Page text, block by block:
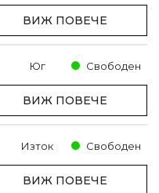
ВИЖ ПОВЕЧЕ
Юг Свободен
ВИЖ ПОВЕЧЕ
Изток Свободен
ВИЖ ПОВЕЧЕ